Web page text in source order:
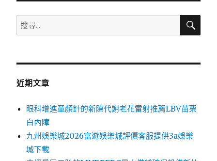
搜
尋
鍵
搜
近期文章
眼科增進童顏針的新陳代謝老花雷射推薦LBV苗栗
白內障
九州娛樂城2026富遊娛樂城評價客服提供3a娛樂
城下載